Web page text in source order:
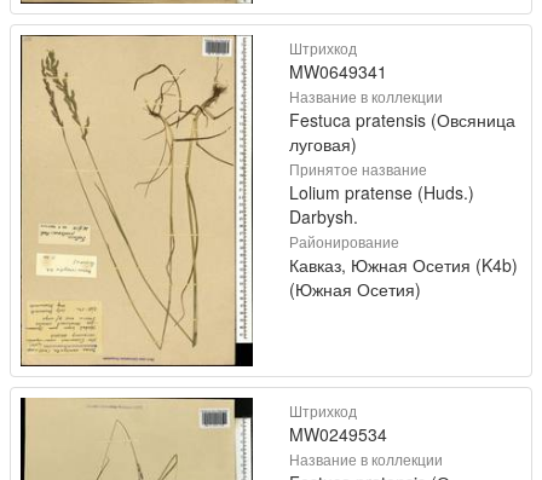
Штрихкод
MW0649341
Название в коллекции
Festuca pratensis (Овсяница
луговая)
Принятое название
Lolium pratense (Huds.)
Darbysh.
Районирование
Кавказ, Южная Осетия (K4b)
(Южная Осетия)
Штрихкод
MW0249534
Название в коллекции